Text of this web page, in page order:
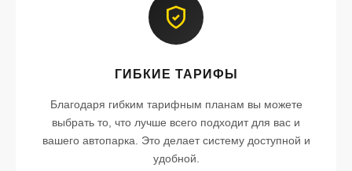
ГИБКИЕ ТАРИФЫ
Благодаря гибким тарифным планам вы можете
выбрать то, что лучше всего подходит для вас и
вашего автопарка. Это делает систему доступной и
удобной.